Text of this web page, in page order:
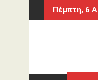
Περάστε
στο
Πέμπτη, 6
ο Σμάιλαγκιτς
Το βίντεο -